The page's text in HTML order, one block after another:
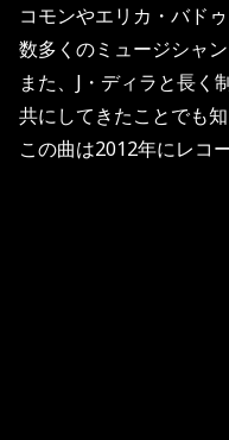
コモンやエリカ・バドゥ
数多くのミュージシャン
また、J・ディラと長く
共にしてきたことでも知
この曲は2012年にレコ